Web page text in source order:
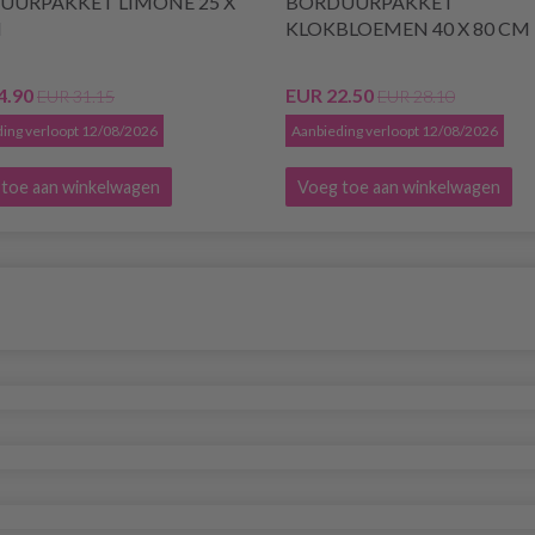
EUR 31.15
verloopt 12/08/2026
aan winkelwagen
KLOKBLOEMEN 40 X 80 CM
EUR 22.50EUR 28.10
Aanbieding verloopt 12/08/2026
Voeg toe aan winkelwagen